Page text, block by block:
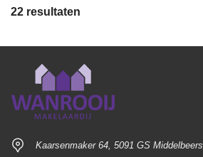
22 resultaten
Kaarsenmaker 64, 5091 GS Middelbeers